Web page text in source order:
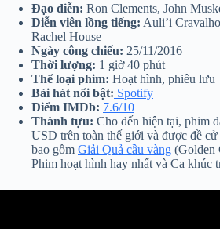
Đạo diễn: Ron Clements, John
Diễn viên lồng tiếng: Auli’i
Rachel House
Ngày công chiếu: 25/11/2016
Thời lượng: 1 giờ 40 phút
Thể loại phim: Hoạt hình, phiêu lưu
Bài hát nổi bật: Spotify
Điểm IMDb: 7.6/10
Thành tựu: Cho đến hiện tại, phim
USD trên toàn thế giới và được đề
bao gồm Giải Quả cầu vàng (Golden
Phim hoạt hình hay nhất và Ca khúc